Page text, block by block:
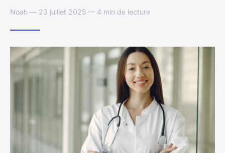
Noah — 23 juillet 2025 — 4 min de lecture